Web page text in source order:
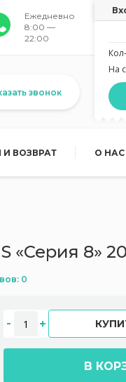
Ежедневно
8:00 —
22:00
На
звонок
И ВОЗВРАТ О НАС
«Серия 8»
0
В